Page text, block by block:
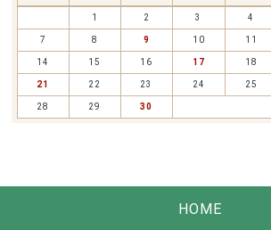
1 2 3 4
7 8 9 10 11
14 15 16 17 18
21 22 23 24 25
28 29 30
HOME